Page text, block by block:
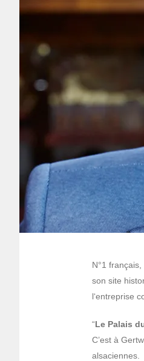
N°1
son site
l‘entreprise
“Le Palais
C’est à
alsaciennes.